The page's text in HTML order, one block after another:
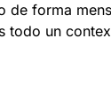
forma
todo un